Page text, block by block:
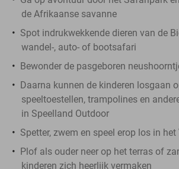
de Afrikaanse savanne
Spot indrukwekkende dieren van de
wandel-, auto- of bootsafari
Bewonder de pasgeboren
Daarna kunnen de kinderen losgaan
speeltoestellen, trampolines en
in Speelland Outdoor
Spetter, zwem en speel erop los in
Plof als ouder neer op het terras of
kinderen zich heerlijk vermaken